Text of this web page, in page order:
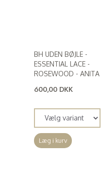
BH UDEN BØJLE -
ESSENTIAL LACE -
ROSEWOOD - ANITA
600,00 DKK
Læg i kurv